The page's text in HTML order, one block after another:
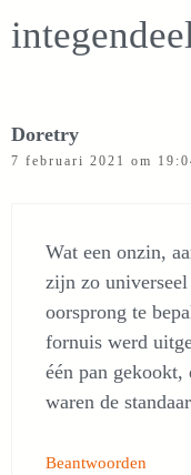
Doretry
7 februari 2021 om
Wat een onzin,
zijn zo
oorsprong te
fornuis werd
één pan gekookt,
waren de
Beantwoorden